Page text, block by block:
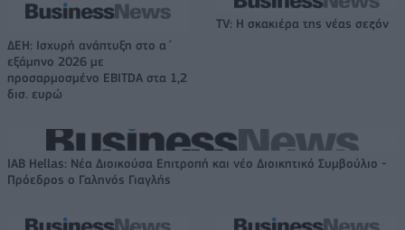
ΔΕΗ: Ισχυρή ανάπτυξη στο α΄
εξάμηνο 2026 με
προσαρμοσμένο EBITDA στα 1,2
δισ. ευρώ
TV: Η σκακιέρα της νέας σεζόν
IAB Hellas: Νέα Διοικούσα Επιτροπή και νέο Διοικητικό Συμβούλιο -
Πρόεδρος ο Γαληνός Γιαγλής